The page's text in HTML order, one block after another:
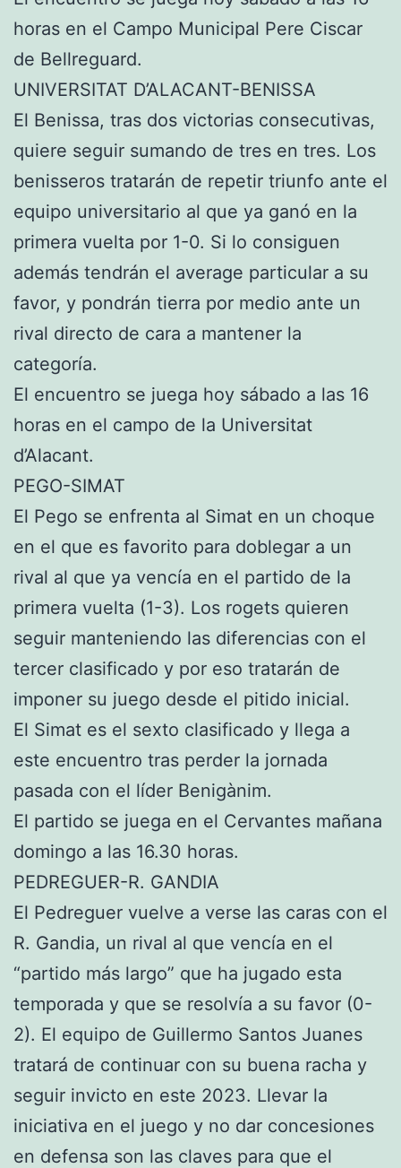
horas en el Campo Municipal Pere Ciscar
de Bellreguard.
UNIVERSITAT D’ALACANT-BENISSA
El Benissa, tras dos victorias consecutivas,
quiere seguir sumando de tres en tres. Los
benisseros tratarán de repetir triunfo ante el
equipo universitario al que ya ganó en la
primera vuelta por 1-0. Si lo consiguen
además tendrán el average particular a su
favor, y pondrán tierra por medio ante un
rival directo de cara a mantener la
categoría.
El encuentro se juega hoy sábado a las 16
horas en el campo de la Universitat
d’Alacant.
PEGO-SIMAT
El Pego se enfrenta al Simat en un choque
en el que es favorito para doblegar a un
rival al que ya vencía en el partido de la
primera vuelta (1-3). Los rogets quieren
seguir manteniendo las diferencias con el
tercer clasificado y por eso tratarán de
imponer su juego desde el pitido inicial.
El Simat es el sexto clasificado y llega a
este encuentro tras perder la jornada
pasada con el líder Benigànim.
El partido se juega en el Cervantes mañana
domingo a las 16.30 horas.
PEDREGUER-R. GANDIA
El Pedreguer vuelve a verse las caras con el
R. Gandia, un rival al que vencía en el
“partido más largo” que ha jugado esta
temporada y que se resolvía a su favor (0-
2). El equipo de Guillermo Santos Juanes
tratará de continuar con su buena racha y
seguir invicto en este 2023. Llevar la
iniciativa en el juego y no dar concesiones
en defensa son las claves para que el